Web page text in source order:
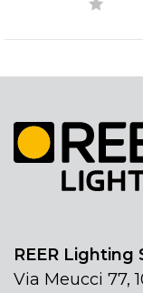
REER Lighting
Via Meucci 77,